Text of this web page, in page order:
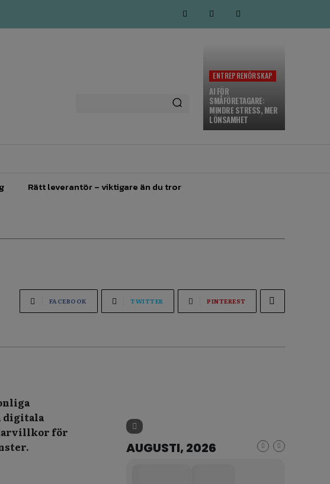
ENTREPRENÖRSKAP
AI FÖR
SMÅFÖRETAGARE:
MINDRE STRESS, MER
LÖNSAMHET
Rätt leverantör – viktigare än du tror
FACEBOOK TWITTER PINTEREST
digitala
för
AUGUSTI, 2026